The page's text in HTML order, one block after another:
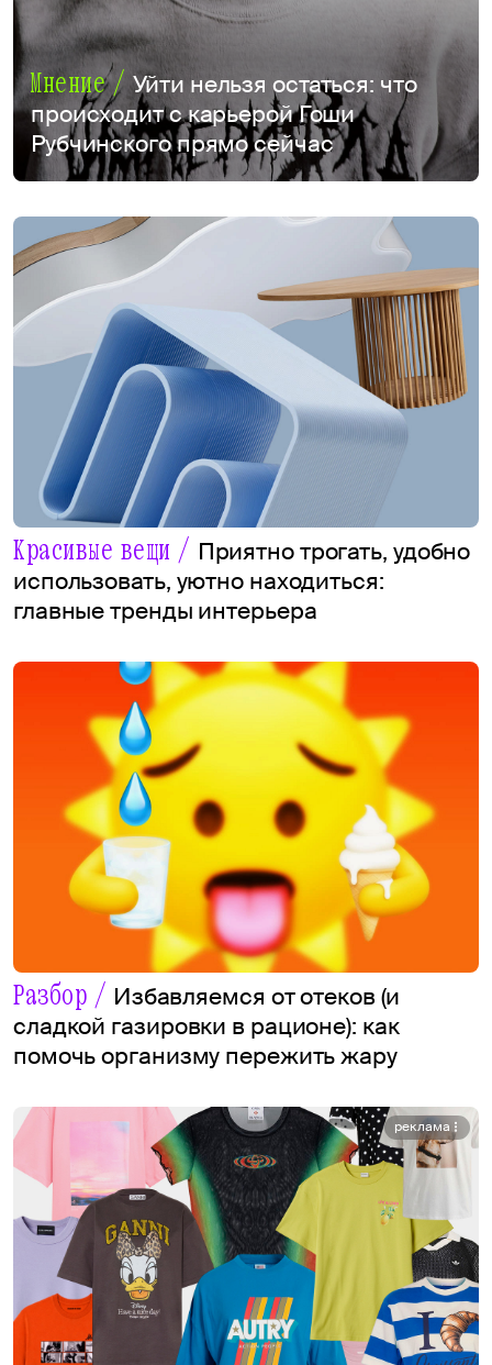
Мнение / Уйти нельзя остаться: что
происходит с карьерой Гоши
Рубчинского прямо сейчас
Красивые вещи / Приятно трогать, удобно
использовать, уютно находиться:
главные тренды интерьера
Разбор / Избавляемся от отеков (и
сладкой газировки в рационе): как
помочь организму пережить жару
реклама